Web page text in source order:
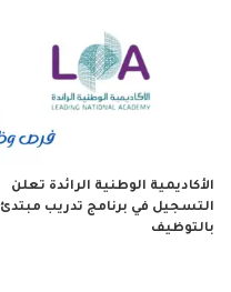
الأكاديمية الوطنية الرائدة تعلن
التسجيل في برنامج تدريب مبتدئ
بالتوظيف